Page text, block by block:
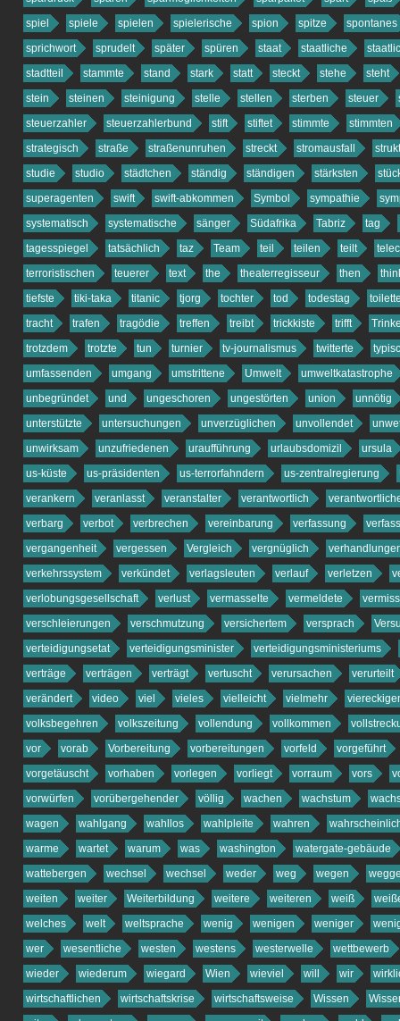
spiel
spiele spielen spielerische spion spitze
spontanes
sprichwort
sprudelt später spüren staat staatliche
stadtteil
stammte stand stark statt steckt stehe
steht
stein
steinen steinigung stelle stellen sterben steuer
steuerzahler
steuerzahlerbund stift stiftet stimmte
stimmten
strategisch
straße straßenunruhen streckt stromausfall
studie
studio städtchen ständig ständigen stärksten
superagenten
swift swift-abkommen Symbol sympathie
systematisch
systematische sänger Südafrika Tabriz
tag
tagesspiegel
tatsächlich taz Team teil teilen teilt
terroristischen
teuerer text the theaterregisseur then
tiefste
tiki-taka titanic tjorg tochter tod todestag
tracht
trafen tragödie treffen treibt trickkiste trifft
trotzdem
trotzte tun turnier tv-journalismus twitterte
umfassenden
umgang umstrittene Umwelt
umweltkatastrophe
unbegründet
und ungeschoren ungestörten union
unnötig
unterstützte
untersuchungen unverzüglichen unvollendet
unwirksam
unzufriedenen uraufführung urlaubsdomizil
ursula
us-küste
us-präsidenten us-terrorfahndern us-zentralregierung
verankern
veranlasst veranstalter verantwortlich
verbarg
verbot verbrechen vereinbarung verfassung
vergangenheit
vergessen Vergleich vergnüglich
verkehrssystem
verkündet verlagsleuten verlauf verletzen
verlobungsgesellschaft
verlust vermasselte vermeldete
verschleierungen
verschmutzung versichertem versprach
verteidigungsetat
verteidigungsminister
verteidigungsministeriums
verträge
verträgen verträgt vertuscht verursachen
verurteilt
verändert
video viel vieles vielleicht vielmehr
volksbegehren
volkszeitung vollendung vollkommen
vor
vorab Vorbereitung vorbereitungen vorfeld
vorgeführt
vorgetäuscht
vorhaben vorlegen vorliegt vorraum vors
vorwürfen
vorübergehender völlig wachen wachstum
wagen
wahlgang wahllos wahlpleite wahren
warme
wartet warum was washington
watergate-gebäude
wattebergen
wechsel wechsel weder weg wegen
weiten
weiter Weiterbildung weitere weiteren weiß
welches
welt weltsprache wenig wenigen weniger
wer
wesentliche westen westens westerwelle
wettbewerb
wieder
wiederum wiegard Wien wieviel will wir
wirtschaftlichen
wirtschaftskrise wirtschaftsweise Wissen